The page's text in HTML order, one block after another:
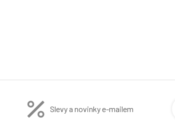
Slevy a novinky e-mailem